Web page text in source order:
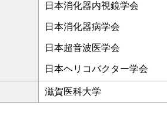
日本消化器内視鏡学会
日本消化器病学会
日本超音波医学会
日本ヘリコバクター学会
滋賀医科大学